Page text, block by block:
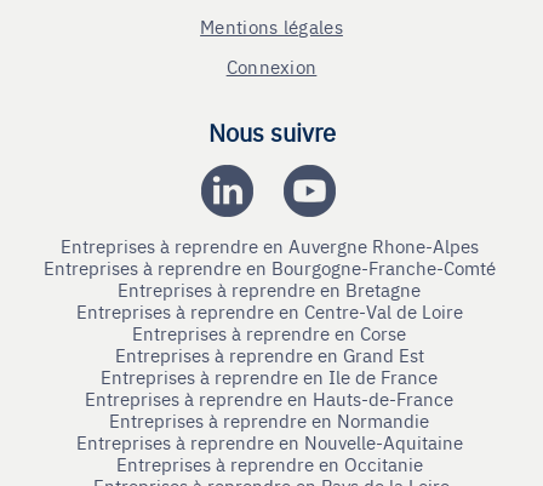
Mentions légales
Connexion
Nous suivre
Entreprises à reprendre en Auvergne Rhone-Alpes
Entreprises à reprendre en Bourgogne-Franche-Comté
Entreprises à reprendre en Bretagne
Entreprises à reprendre en Centre-Val de Loire
Entreprises à reprendre en Corse
Entreprises à reprendre en Grand Est
Entreprises à reprendre en Ile de France
Entreprises à reprendre en Hauts-de-France
Entreprises à reprendre en Normandie
Entreprises à reprendre en Nouvelle-Aquitaine
Entreprises à reprendre en Occitanie